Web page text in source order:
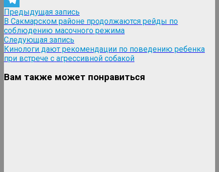
Telegram
Навигация
по
записям
Предыдущая запись
запись:
В Сакмарском районе продолжаются рейды по
соблюдению масочного режима
Следующая запись
запись:
Кинологи дают рекомендации по поведению ребенка
при встрече с агрессивной собакой
Вам также может понравиться